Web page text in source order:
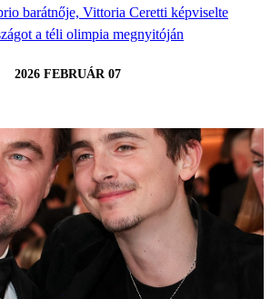
barátnője, Vittoria Ceretti képviselte
a téli olimpia megnyitóján
2026 FEBRUÁR 07